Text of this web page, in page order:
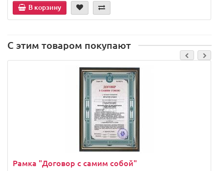
В корзину
С этим товаром покупают
Рамка "Договор с самим собой"